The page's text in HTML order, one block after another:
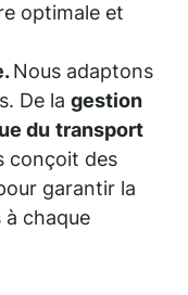
optimale et
Nous adaptons
De la gestion
du transport
conçoit des
garantir la
chaque